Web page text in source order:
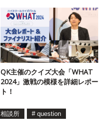
QK主催のクイズ大会「WHAT
2024」激戦の模様を詳細レポー
ト！
相談所 # question